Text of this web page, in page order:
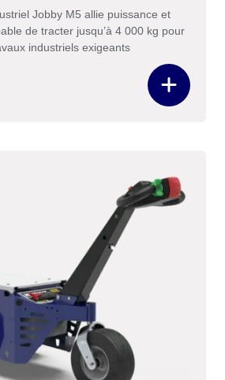
Jobby M5 allie puissance et
de tracter jusqu’à 4 000 kg pour
industriels exigeants